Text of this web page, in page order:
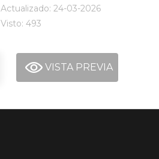
Actualizado: 24-03-2026
Visto: 493
VISTA PREVIA